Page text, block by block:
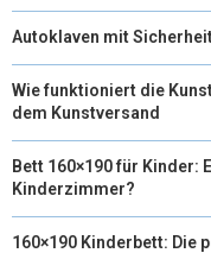
Autoklaven mit
Wie funktioniert die
dem Kunstversand
Bett 160×190 für Kinder:
Kinderzimmer?
160×190 Kinderbett: Die